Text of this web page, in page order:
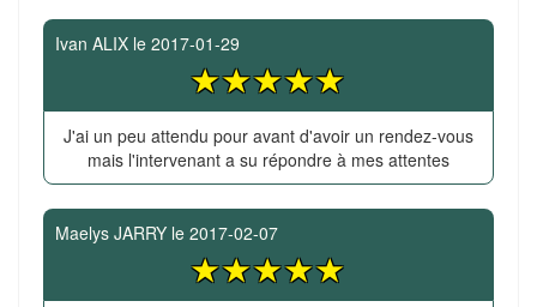
Ivan ALIX le 2017-01-29
J'ai un peu attendu pour avant d'avoir un rendez-vous
mais l'intervenant a su répondre à mes attentes
Maelys JARRY le 2017-02-07